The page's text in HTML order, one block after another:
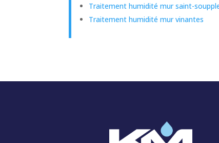
Traitement humidité mur saint-
Traitement humidité mur vinantes